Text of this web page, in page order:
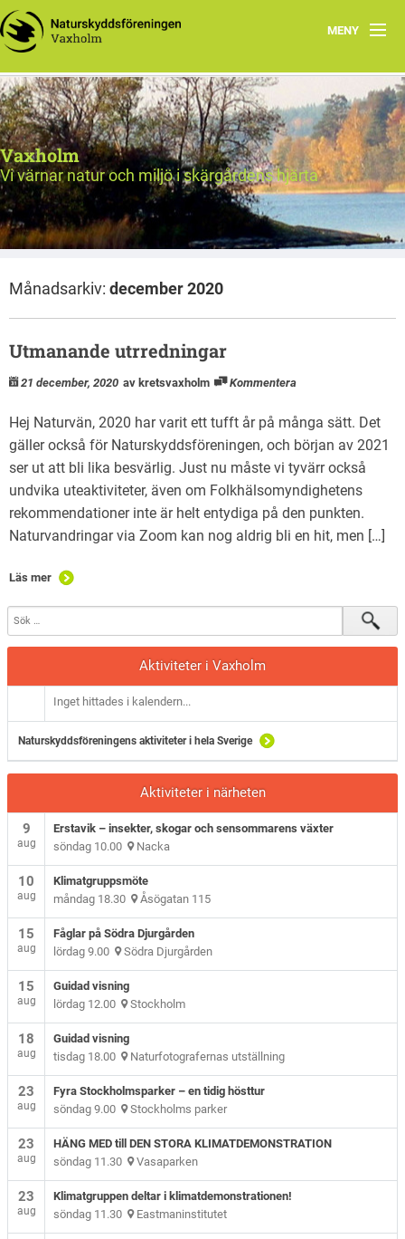
MENY
Välkommen!
Nyheter
Verksamhet
Natur & miljö
Om oss
Vaxholm
Vi värnar natur och miljö i skärgårdens hjärta
Månadsarkiv: december 2020
Utmanande utrredningar
21 december, 2020 av kretsvaxholm Kommentera
Hej Naturvän, 2020 har varit ett tufft år på många sätt. Det
gäller också för Naturskyddsföreningen, och början av 2021
ser ut att bli lika besvärlig. Just nu måste vi tyvärr också
undvika uteaktiviteter, även om Folkhälsomyndighetens
rekommendationer inte är helt entydiga på den punkten.
Naturvandringar via Zoom kan nog aldrig bli en hit, men […]
Läs mer
Aktiviteter i Vaxholm
Inget hittades i kalendern...
Naturskyddsföreningens aktiviteter i hela Sverige
Aktiviteter i närheten
9
aug
Erstavik – insekter, skogar och sensommarens växter
söndag 10.00 Nacka
10
aug
Klimatgruppsmöte
måndag 18.30 Åsögatan 115
15
aug
Fåglar på Södra Djurgården
lördag 9.00 Södra Djurgården
15
aug
Guidad visning
lördag 12.00 Stockholm
18
aug
Guidad visning
tisdag 18.00 Naturfotografernas utställning
23
aug
Fyra Stockholmsparker – en tidig hösttur
söndag 9.00 Stockholms parker
23
aug
HÄNG MED till DEN STORA KLIMATDEMONSTRATION
söndag 11.30 Vasaparken
23
aug
Klimatgruppen deltar i klimatdemonstrationen!
söndag 11.30 Eastmaninstitutet